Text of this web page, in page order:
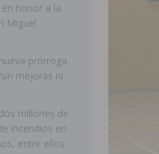
]
Convocado el XXVII Concurso de
] Benejúzar vive el verano con una
Orihuela continúa mejorando los
ORIHUELA
honor a la
Miguel
prórroga
mejoras ni
millones de
incendios en
entre ellos